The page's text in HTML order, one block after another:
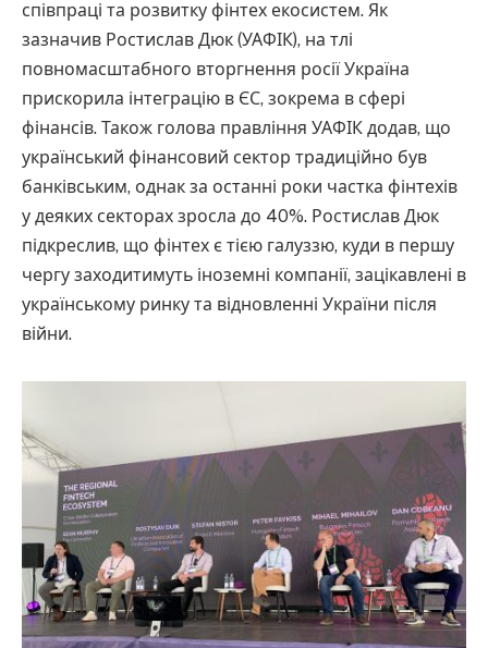
співпраці та розвитку фінтех екосистем. Як
зазначив Ростислав Дюк (УАФІК), на тлі
повномасштабного вторгнення росії Україна
прискорила інтеграцію в ЄС, зокрема в сфері
фінансів. Також голова правління УАФІК додав, що
український фінансовий сектор традиційно був
банківським, однак за останні роки частка фінтехів
у деяких секторах зросла до 40%. Ростислав Дюк
підкреслив, що фінтех є тією галуззю, куди в першу
чергу заходитимуть іноземні компанії, зацікавлені в
українському ринку та відновленні України після
війни.